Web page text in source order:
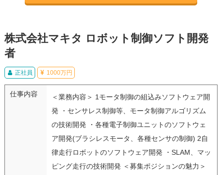
株式会社マキタ ロボット制御ソフト開発
者
正社員 1000万円
仕事内容
＜業務内容＞ 1モータ制御の組込みソフトウェア開
発 ・センサレス制御等、モータ制御アルゴリズム
の技術開発 ・各種電子制御ユニットのソフトウェ
ア開発(ブラシレスモータ、各種センサの制御) 2自
律走行ロボットのソフトウェア開発 ・SLAM、マッ
ピング走行の技術開発 ＜募集ポジションの魅力＞